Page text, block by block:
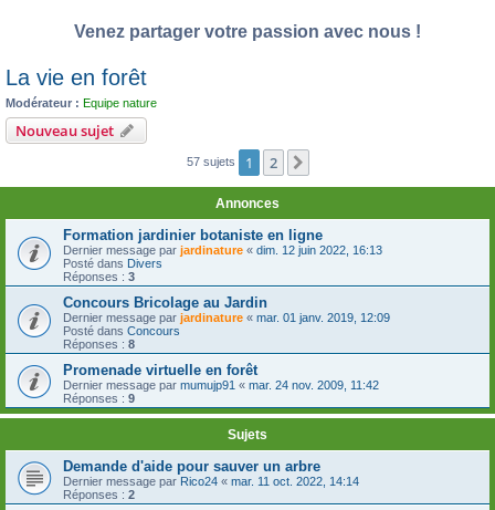
Venez partager votre passion avec nous !
La vie en forêt
Modérateur : Equipe nature
Nouveau sujet
57 sujets 1 2
Annonces
Formation jardinier botaniste en ligne
Dernier message par jardinature « dim. 12 juin 2022, 16:13
Posté dans Divers
Réponses : 3
Concours Bricolage au Jardin
Dernier message par jardinature « mar. 01 janv. 2019, 12:09
Posté dans Concours
Réponses : 8
Promenade virtuelle en forêt
Dernier message par mumujp91 « mar. 24 nov. 2009, 11:42
Réponses : 9
Sujets
Demande d'aide pour sauver un arbre
Dernier message par Rico24 « mar. 11 oct. 2022, 14:14
Réponses : 2